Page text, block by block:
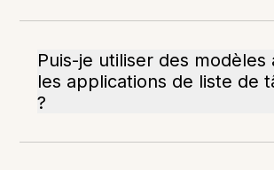
Puis-je utiliser des modèles
les applications de liste de
?